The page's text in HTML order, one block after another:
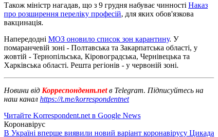
Також міністр нагадав, що з 9 грудня набуває чинності Наказ
про розширення переліку професій, для яких обов'язкова
вакцинація.
Напередодні МОЗ оновило список зон карантину. У
помаранчевій зоні - Полтавська та Закарпатська області, у
жовтій - Тернопільська, Кіровоградська, Чернівецька та
Харківська області. Решта регіонів - у червоній зоні.
Новини від Корреспондент.netв Telegram. Підписуйтесь на
наш канал https://t.me/korrespondentnet
Читайте Korrespondent.net в Google News
Коронавірус
В Україні вперше виявили новий варіант коронавірусу Цикада